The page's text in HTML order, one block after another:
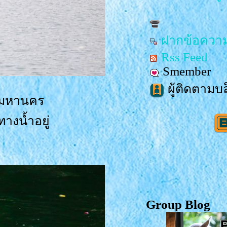
หานคร
างน้ำอยู่
ฝากข้อควา
Rss Feed
Smember
ผู้ติดตามบ
Group Blog